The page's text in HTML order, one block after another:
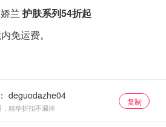
兰 护肤系列54折起
免运费。
精华折扣不漏掉
复制